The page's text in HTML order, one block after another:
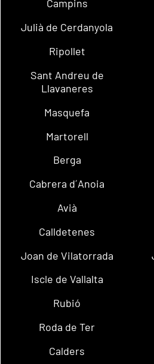
Campins
Julià de Cerdanyola
Ripollet
Sant Andreu de
Llavaneres
Masquefa
Martorell
Berga
Cabrera d´Anoia
Avià
Calldetenes
Joan de Vilatorrada
Iscle de Vallalta
Rubió
Roda de Ter
Calders